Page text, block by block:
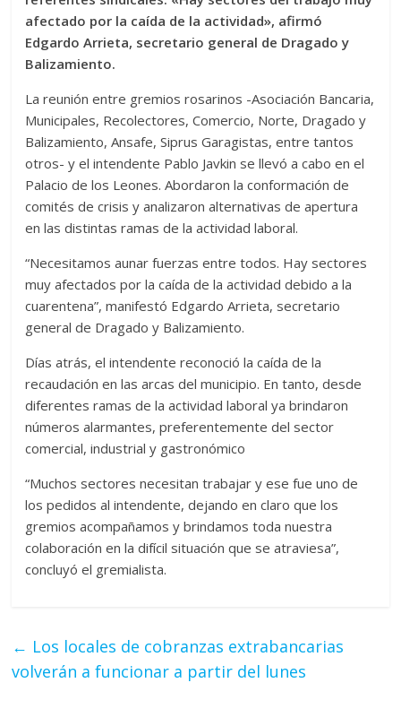
afectado por la caída de la actividad», afirmó
Edgardo Arrieta, secretario general de Dragado y
Balizamiento.
La reunión entre gremios rosarinos -Asociación Bancaria,
Municipales, Recolectores, Comercio, Norte, Dragado y
Balizamiento, Ansafe, Siprus Garagistas, entre tantos
otros- y el intendente Pablo Javkin se llevó a cabo en el
Palacio de los Leones. Abordaron la conformación de
comités de crisis y analizaron alternativas de apertura
en las distintas ramas de la actividad laboral.
“Necesitamos aunar fuerzas entre todos. Hay sectores
muy afectados por la caída de la actividad debido a la
cuarentena”, manifestó Edgardo Arrieta, secretario
general de Dragado y Balizamiento.
Días atrás, el intendente reconoció la caída de la
recaudación en las arcas del municipio. En tanto, desde
diferentes ramas de la actividad laboral ya brindaron
números alarmantes, preferentemente del sector
comercial, industrial y gastronómico
“Muchos sectores necesitan trabajar y ese fue uno de
los pedidos al intendente, dejando en claro que los
gremios acompañamos y brindamos toda nuestra
colaboración en la difícil situación que se atraviesa”,
concluyó el gremialista.
← Los locales de cobranzas extrabancarias
volverán a funcionar a partir del lunes